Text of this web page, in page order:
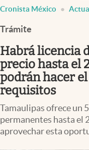
Pc y celular
Vida y estilo
Clima
Espiritualidad
Cronista México
Trámite
Habrá licencia
precio hasta el
podrán hacer
requisitos
Tamaulipas ofrece un
permanentes hasta el
aprovechar esta